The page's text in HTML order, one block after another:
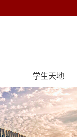
学生天地